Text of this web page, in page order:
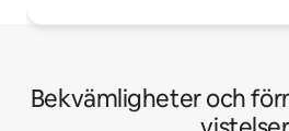
Bekvämligheter och